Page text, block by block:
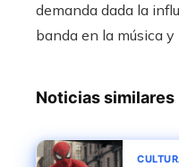
demanda dada la
banda en la música y
Noticias similares